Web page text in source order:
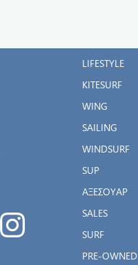
LIFESTYLE
KITESURF
WING
SAILING
WINDSURF
SUP
ΑΞΕΣΟΥΑΡ
SALES
SURF
PRE-OWNED